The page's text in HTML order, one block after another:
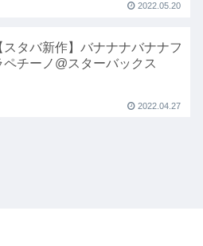
2022.05.20
スタバ新作】バナナナバナナフ
ペチーノ@スターバックス
2022.04.27